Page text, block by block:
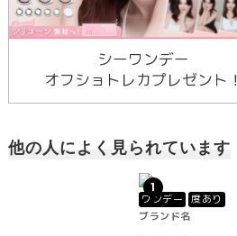
シーワンデー
オフショトレカプレゼント！
他の人によく見られています
1
ワンデー
度あり
ブランド名